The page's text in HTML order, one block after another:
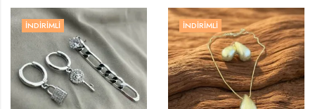
İNDIRIMLI İNDIRIMLI